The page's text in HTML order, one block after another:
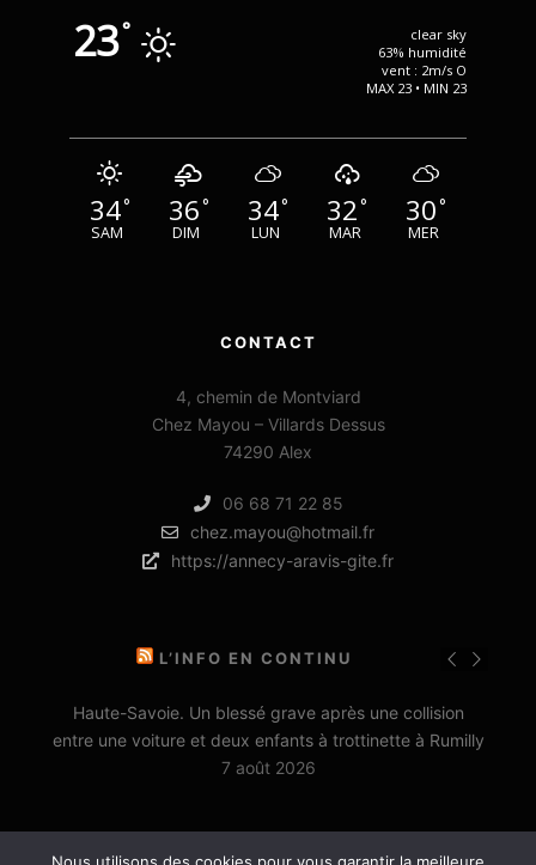
23°
clear sky
63% humidité
vent : 2m/s O
MAX 23 • MIN 23
34°
SAM
36°
DIM
34°
LUN
32°
MAR
30°
MER
CONTACT
4, chemin de Montviard
Chez Mayou – Villards Dessus
74290 Alex
06 68 71 22 85
chez.mayou@hotmail.fr
https://annecy-aravis-gite.fr
L’INFO EN CONTINU
Haute-Savoie. Un blessé grave après une collision
entre une voiture et deux enfants à trottinette à Rumilly
7 août 2026